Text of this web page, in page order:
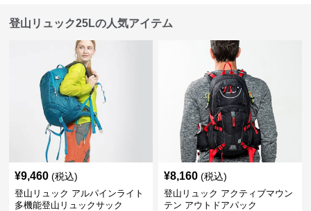
登山リュック25Lの人気アイテム
¥9,460 (税込)
登山リュック アルパインライト
多機能登山リュックサック
¥8,160 (税込)
登山リュック アクティブマウン
テン アウトドアパック